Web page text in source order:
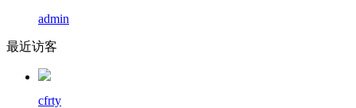
admin
最近访客
cfrty